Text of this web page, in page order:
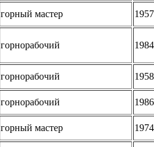
горный мастер
1957
горнорабочий 1984
горнорабочий
1958
горнорабочий
1986
горный мастер 1974